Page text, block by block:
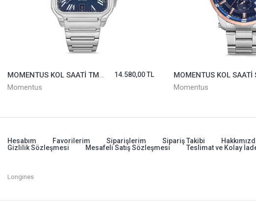
MOMENTUS KOL SAATİ TM348S-11SS
Momentus
14.580,00 TL
Momentus
Hesabım Favorilerim Siparişlerim Sipariş Takibi
Gizlilik Sözleşmesi
Mesafeli Satış Sözleşmesi Teslimat ve Kolay
Longines